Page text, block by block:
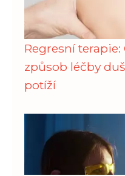
Regresní
způsob léčby
potíží